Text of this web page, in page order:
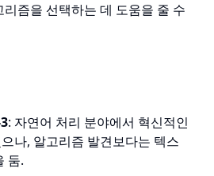
즘을 선택하는 데 도움을 줄 수
: 자연어 처리 분야에서 혁신적인
나, 알고리즘 발견보다는 텍스
둠.